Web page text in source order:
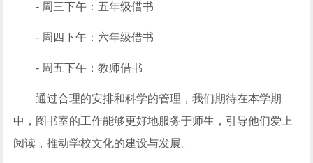
- 周三下午：五年级借书
- 周四下午：六年级借书
- 周五下午：教师借书
通过合理的安排和科学的管理，我们期待在本学期
中，图书室的工作能够更好地服务于师生，引导他们爱上
阅读，推动学校文化的建设与发展。